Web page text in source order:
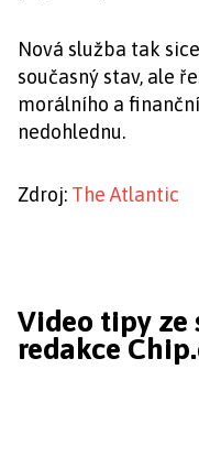
Nová služba tak
současný stav, ale
morálního a
nedohlednu.
Zdroj: The Atlantic
Video tipy
redakce